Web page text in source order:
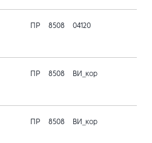
ПР 8508 04120
ПР 8508 ВИ_кор
ПР 8508 ВИ_кор